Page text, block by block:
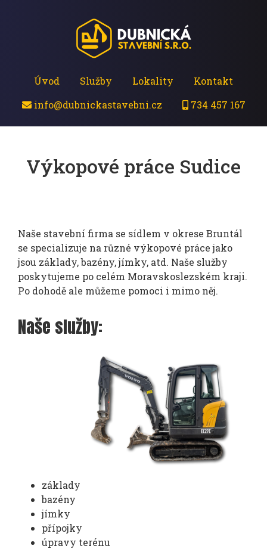
Úvod Služby Lokality
Kontakt
info@dubnickastavebni.cz
734 457 167
Výkopové práce Sudice
Naše stavební firma se sídlem v okrese Bruntál
se specializuje na různé výkopové práce jako
jsou základy, bazény, jímky, atd. Naše služby
poskytujeme po celém Moravskoslezském kraji.
Po dohodě ale můžeme pomoci i mimo něj.
Naše služby:
základy
bazény
jímky
přípojky
úpravy terénu